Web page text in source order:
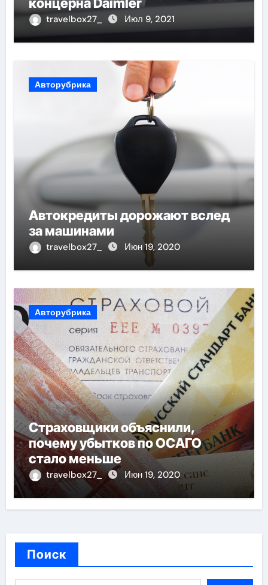
travelbox27_ Июл 9, 2021
Авторубрика
Автокредиты дорожают вслед
за машинами
travelbox27_ Июн 19, 2020
Авторубрика
Страховщики объяснили,
почему убытков по ОСАГО
стало меньше
travelbox27_ Июн 19, 2020
Поиск